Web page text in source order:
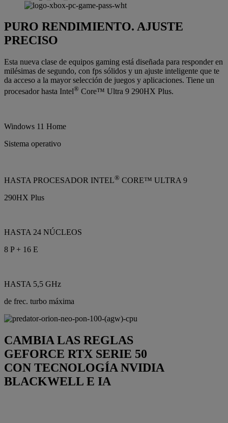
PURO RENDIMIENTO. AJUSTE
PRECISO
Esta nueva clase de equipos gaming está diseñada para responder en
milésimas de segundo, con fps sólidos y un ajuste inteligente que te
da acceso a la mayor selección de juegos y aplicaciones. Tiene un
procesador hasta Intel® Core™ Ultra 9 290HX Plus.
Windows 11 Home
Sistema operativo
HASTA PROCESADOR INTEL® CORE™ ULTRA 9
290HX Plus
HASTA 24 NÚCLEOS
8 P + 16 E
HASTA 5,5 GHz
de frec. turbo máxima
CAMBIA LAS REGLAS
GEFORCE RTX SERIE 50
CON TECNOLOGÍA NVIDIA
BLACKWELL E IA